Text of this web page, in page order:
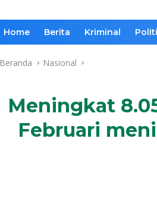
Home Berita Kriminal
Beranda Nasional
Meningkat
Februari